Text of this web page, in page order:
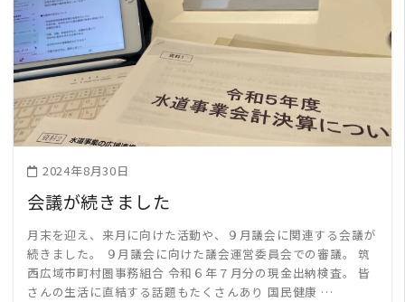
READ MORE
2024年8月30日
会議が続きました
月末を迎え、来月に向けた活動や、９月議会に関連する会議が
続きました。 ９月議会に向けた議会運営委員会での審議。 筑
西広域市町村圏事務組合 令和６年７月分の現金出納検査。 皆
さんの生活に直結する話題もたくさんあり 国民健康 …